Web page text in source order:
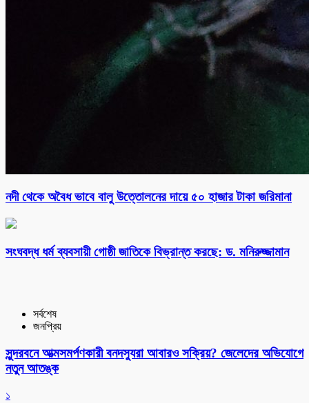
নদী থেকে অবৈধ ভাবে বালু উত্তোলনের দায়ে ৫০ হাজার টাকা জরিমানা
সংঘবদ্ধ ধর্ম ব্যবসায়ী গোষ্ঠী জাতিকে বিভ্রান্ত করছে: ড. মনিরুজ্জামান
সর্বশেষ
জনপ্রিয়
সুন্দরবনে আত্মসমর্পণকারী বনদস্যুরা আবারও সক্রিয়? জেলেদের অভিযোগে
নতুন আতঙ্ক
১